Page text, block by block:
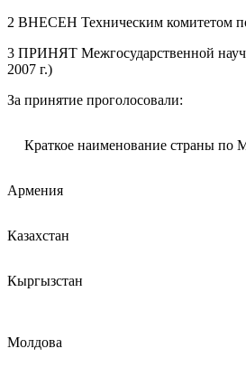
2 ВНЕСЕН Техническим комитетом
3 ПРИНЯТ Межгосударственной
2007 г.)
За принятие проголосовали:
Краткое наименование страны
Армения
Казахстан
Кыргызстан
Молдова